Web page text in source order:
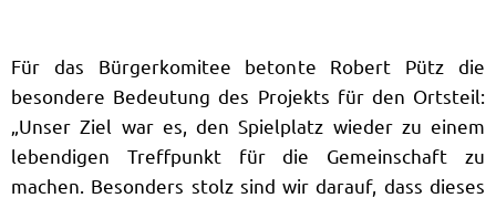
Für das Bürgerkomitee betonte Robert Pütz die
besondere Bedeutung des Projekts für den Ortsteil:
„Unser Ziel war es, den Spielplatz wieder zu einem
lebendigen Treffpunkt für die Gemeinschaft zu
machen. Besonders stolz sind wir darauf, dass dieses